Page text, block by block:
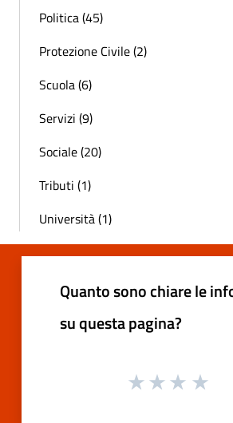
Politica (45)
Protezione Civile (2)
Scuola (6)
Servizi (9)
Sociale (20)
Tributi (1)
Università (1)
Quanto sono chiare le
su questa pagina?